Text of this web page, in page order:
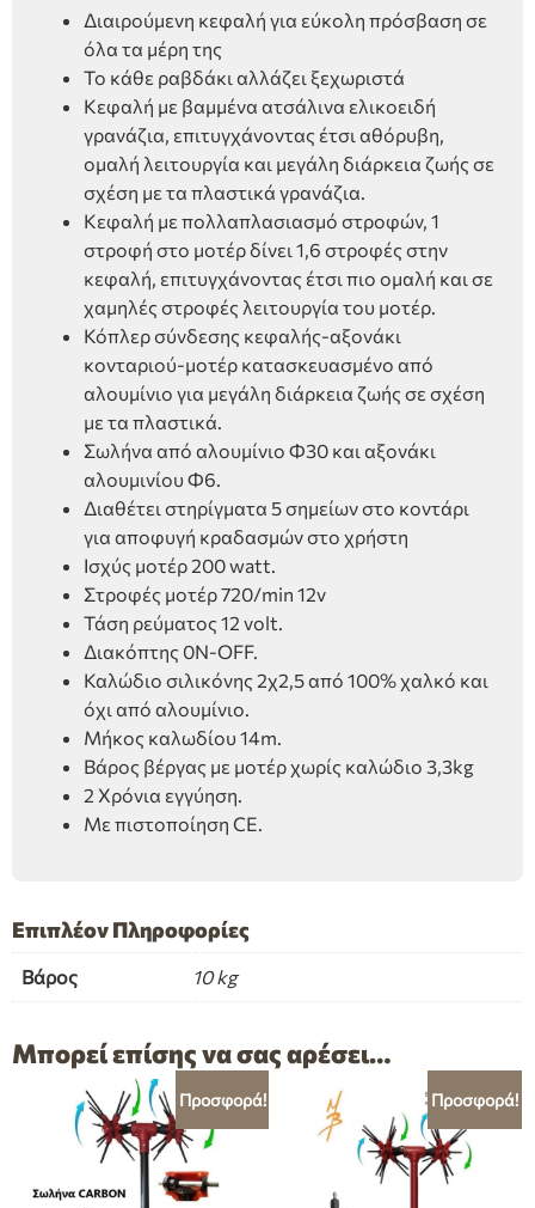
Διαιρούμενη κεφαλή για εύκολη πρόσβαση σε
όλα τα μέρη της
Το κάθε ραβδάκι αλλάζει ξεχωριστά
Κεφαλή με βαμμένα ατσάλινα ελικοειδή
γρανάζια, επιτυγχάνοντας έτσι αθόρυβη,
ομαλή λειτουργία και μεγάλη διάρκεια ζωής σε
σχέση με τα πλαστικά γρανάζια.
Κεφαλή με πολλαπλασιασμό στροφών, 1
στροφή στο μοτέρ δίνει 1,6 στροφές στην
κεφαλή, επιτυγχάνοντας έτσι πιο ομαλή και σε
χαμηλές στροφές λειτουργία του μοτέρ.
Κόπλερ σύνδεσης κεφαλής-αξονάκι
κονταριού-μοτέρ κατασκευασμένο από
αλουμίνιο για μεγάλη διάρκεια ζωής σε σχέση
με τα πλαστικά.
Σωλήνα από αλουμίνιο Φ30 και αξονάκι
αλουμινίου Φ6.
Διαθέτει στηρίγματα 5 σημείων στο κοντάρι
για αποφυγή κραδασμών στο χρήστη
Ισχύς μοτέρ 200 watt.
Στροφές μοτέρ 720/min 12v
Τάση ρεύματος 12 volt.
Διακόπτης 0N-OFF.
Καλώδιο σιλικόνης 2χ2,5 από 100% χαλκό και
όχι από αλουμίνιο.
Μήκος καλωδίου 14m.
Βάρος βέργας με μοτέρ χωρίς καλώδιο 3,3kg
2 Χρόνια εγγύηση.
Με πιστοποίηση CE.
Επιπλέον Πληροφορίες
Βάρος 10 kg
Μπορεί επίσης να σας αρέσει…
Προσφορά! Προσφορά!